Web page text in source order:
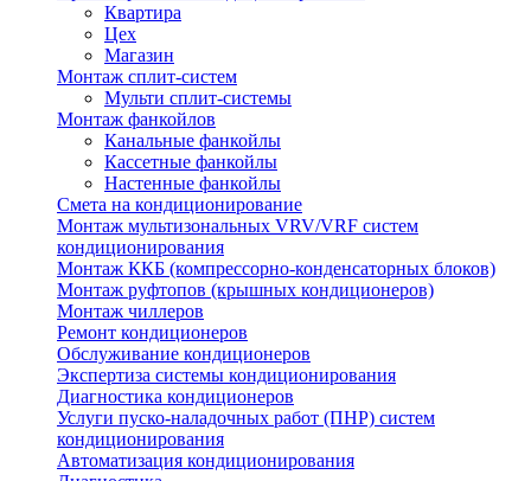
Квартира
Цех
Магазин
Монтаж сплит-систем
Мульти сплит-системы
Монтаж фанкойлов
Канальные фанкойлы
Кассетные фанкойлы
Настенные фанкойлы
Смета на кондиционирование
Монтаж мультизональных VRV/VRF систем
кондиционирования
Монтаж ККБ (компрессорно-конденсаторных блоков)
Монтаж руфтопов (крышных кондиционеров)
Монтаж чиллеров
Ремонт кондиционеров
Обслуживание кондиционеров
Экспертиза системы кондиционирования
Диагностика кондиционеров
Услуги пуско-наладочных работ (ПНР) систем
кондиционирования
Автоматизация кондиционирования